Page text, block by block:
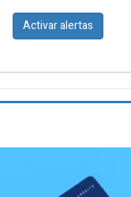
Activar alertas